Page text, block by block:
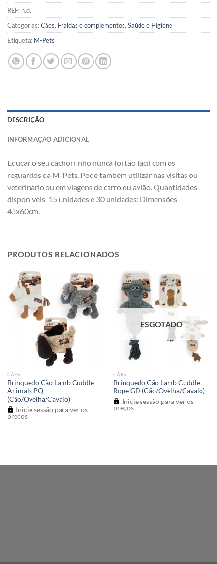
REF: n.d.
Categorias:Cães, Fraldas e complementos, Saúde e Higiene
Etiqueta: M-Pets
DESCRIÇÃO
INFORMAÇÃO ADICIONAL
Educar o seu cachorrinho nunca foi tão fácil com os
reguardos da M-Pets. Pode também utilizar nas visitas ou
veterinário ou em viagens de carro ou avião. Quantidades
disponíveis: 15 unidades e 30 unidades; Dimensões
45x60cm.
PRODUTOS RELACIONADOS
CÃES
Brinquedo Cão Lamb Cuddle
Animals PQ
(Cão/Ovelha/Cavalo)
Inicie sessão para ver os
preços
ESGOTADO
CÃES
Brinquedo Cão Lamb Cuddle
Rope GD (Cão/Ovelha/Cavalo)
Inicie sessão para ver os
preços